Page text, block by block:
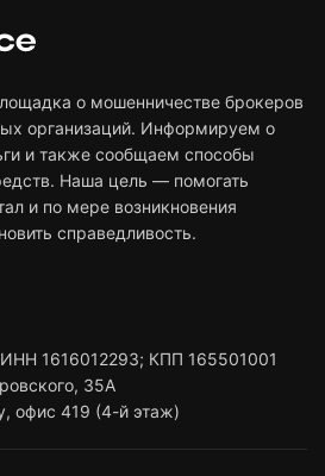
о мошенничестве брокеров
организаций. Информируем о
и также сообщаем способы
Наша цель — помогать
и по мере возникновения
справедливость.
ИНН 1616012293; КПП 165501001
35А
офис 419 (4-й этаж)